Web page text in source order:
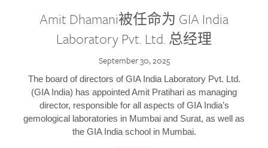
Amit Dhamani被任命为 GIA India
Laboratory Pvt. Ltd. 总经理
September 30, 2025
The board of directors of GIA India Laboratory Pvt. Ltd.
(GIA India) has appointed Amit Pratihari as managing
director, responsible for all aspects of GIA India’s
gemological laboratories in Mumbai and Surat, as well as
the GIA India school in Mumbai.